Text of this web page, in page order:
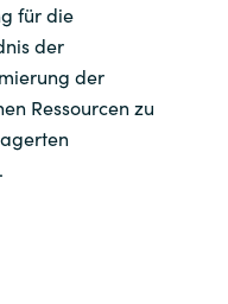
für die
der
der
Ressourcen zu